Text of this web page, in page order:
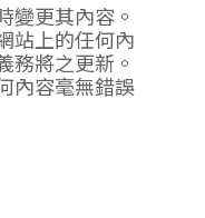
變更其內容。
站上的任何內
務將之更新。
內容毫無錯誤